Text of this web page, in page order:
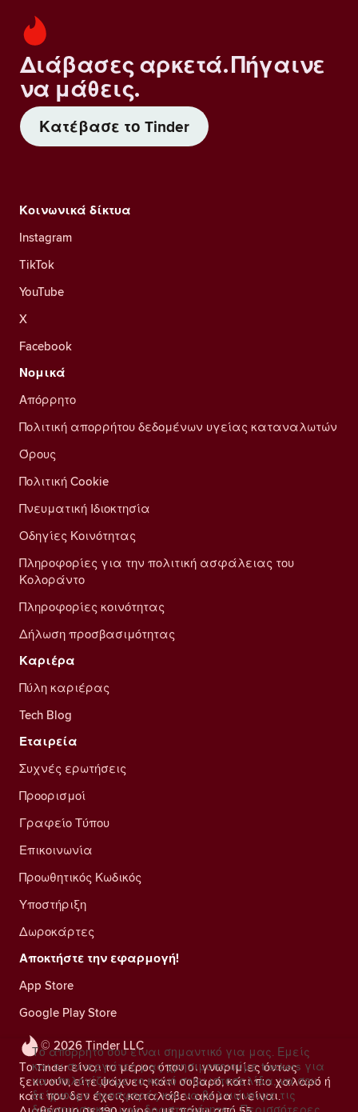
Διάβασες αρκετά. Πήγαινε
να μάθεις.
Κατέβασε το Tinder
© 2026 Tinder LLC
Το Tinder είναι το μέρος όπου οι γνωριμίες όντως
ξεκινούν, είτε ψάχνεις κάτι σοβαρό, κάτι πιο χαλαρό ή
κάτι που δεν έχεις καταλάβει ακόμα τι είναι.
Κοινωνικά δίκτυα
Instagram
TikTok
YouTube
X
Facebook
Νομικά
Απόρρητο
Πολιτική απορρήτου δεδομένων υγείας καταναλωτών
Όρους
Πολιτική Cookie
Πνευματική Ιδιοκτησία
Οδηγίες Κοινότητας
Πληροφορίες για την πολιτική ασφάλειας του
Κολοράντο
Πληροφορίες κοινότητας
Δήλωση προσβασιμότητας
Καριέρα
Πύλη καριέρας
Tech Blog
Εταιρεία
Συχνές ερωτήσεις
Προορισμοί
Γραφείο Τύπου
Επικοινωνία
Προωθητικός Κωδικός
Υποστήριξη
Δωροκάρτες
Αποκτήστε την εφαρμογή!
App Store
Google Play Store
Το απόρρητό σου είναι σημαντικό για μας. Εμείς
και οι συνεργάτες μας χρησιμοποιούμε trackers για
να υπολογίζουμε το κοινό στην ιστοσελίδα, να σου
δείχνουμε προσφορές και να βελτιώνουμε τις